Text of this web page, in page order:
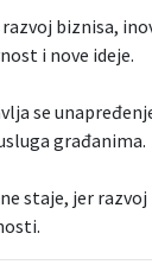
biznisa,
i nove ideje.
se
građanima.
staje, jer